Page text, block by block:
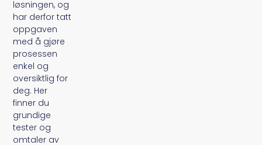
løsningen, og
har derfor tatt
oppgaven
med å gjøre
prosessen
enkel og
oversiktlig for
deg. Her
finner du
grundige
tester og
omtaler av